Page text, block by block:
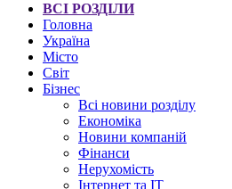
ВСІ РОЗДІЛИ
Головна
Україна
Місто
Світ
Бізнес
Всі новини розділу
Економіка
Новини компаній
Фінанси
Нерухомість
Інтернет та IT